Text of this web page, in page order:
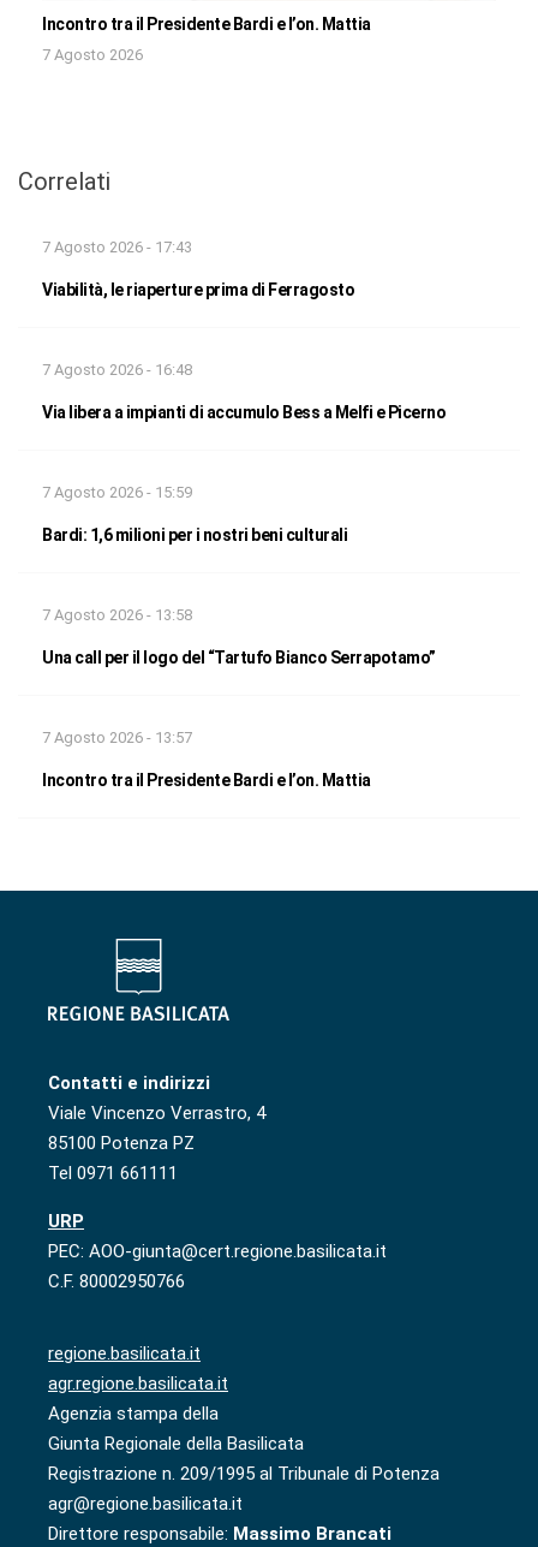
Incontro tra il Presidente Bardi e l’on. Mattia
7 Agosto 2026
Correlati
7 Agosto 2026 - 17:43
Viabilità, le riaperture prima di Ferragosto
7 Agosto 2026 - 16:48
Via libera a impianti di accumulo Bess a Melfi e Picerno
7 Agosto 2026 - 15:59
Bardi: 1,6 milioni per i nostri beni culturali
7 Agosto 2026 - 13:58
Una call per il logo del “Tartufo Bianco Serrapotamo”
7 Agosto 2026 - 13:57
Incontro tra il Presidente Bardi e l’on. Mattia
Contatti e indirizzi
Viale Vincenzo Verrastro, 4
85100 Potenza PZ
Tel 0971 661111
URP
PEC: AOO-giunta@cert.regione.basilicata.it
C.F. 80002950766
regione.basilicata.it
agr.regione.basilicata.it
Agenzia stampa della
Giunta Regionale della Basilicata
Registrazione n. 209/1995 al Tribunale di Potenza
agr@regione.basilicata.it
Direttore responsabile: Massimo Brancati